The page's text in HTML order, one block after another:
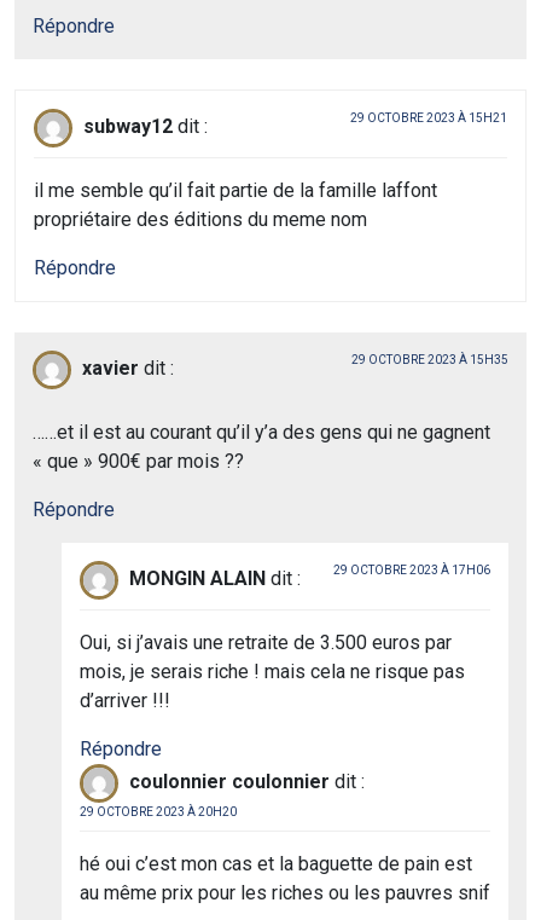
Répondre
subway12 dit : 29 OCTOBRE 2023 À 15H21
il me semble qu’il fait partie de la famille laffont
propriétaire des éditions du meme nom
Répondre
xavier dit : 29 OCTOBRE 2023 À 15H35
……et il est au courant qu’il y’a des gens qui ne gagnent
« que » 900€ par mois ??
Répondre
MONGIN ALAIN dit : 29 OCTOBRE 2023 À 17H06
Oui, si j’avais une retraite de 3.500 euros par
mois, je serais riche ! mais cela ne risque pas
d’arriver !!!
Répondre
coulonnier coulonnier dit :
29 OCTOBRE 2023 À 20H20
hé oui c’est mon cas et la baguette de pain est
au même prix pour les riches ou les pauvres snif